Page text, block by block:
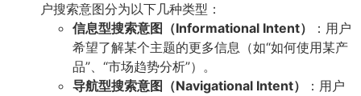
户搜索意图分为以下几种类型：
信息型搜索意图（Informational Intent）
：用户
希望了解某个主题的更多信息（如“如何使用某产
品”、“市场趋势分析”）。
导航型搜索意图（Navigational Intent）
：用户